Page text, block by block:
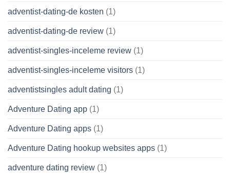
adventist-dating-de kosten (1)
adventist-dating-de review (1)
adventist-singles-inceleme review (1)
adventist-singles-inceleme visitors (1)
adventistsingles adult dating (1)
Adventure Dating app (1)
Adventure Dating apps (1)
Adventure Dating hookup websites apps (1)
adventure dating review (1)